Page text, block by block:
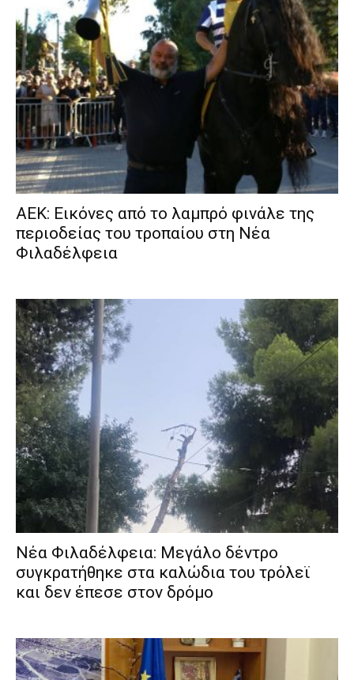
ΑΕΚ: Εικόνες από το λαμπρό φινάλε της
περιοδείας του τροπαίου στη Νέα
Φιλαδέλφεια
Νέα Φιλαδέλφεια: Μεγάλο δέντρο
συγκρατήθηκε στα καλώδια του τρόλεϊ
και δεν έπεσε στον δρόμο